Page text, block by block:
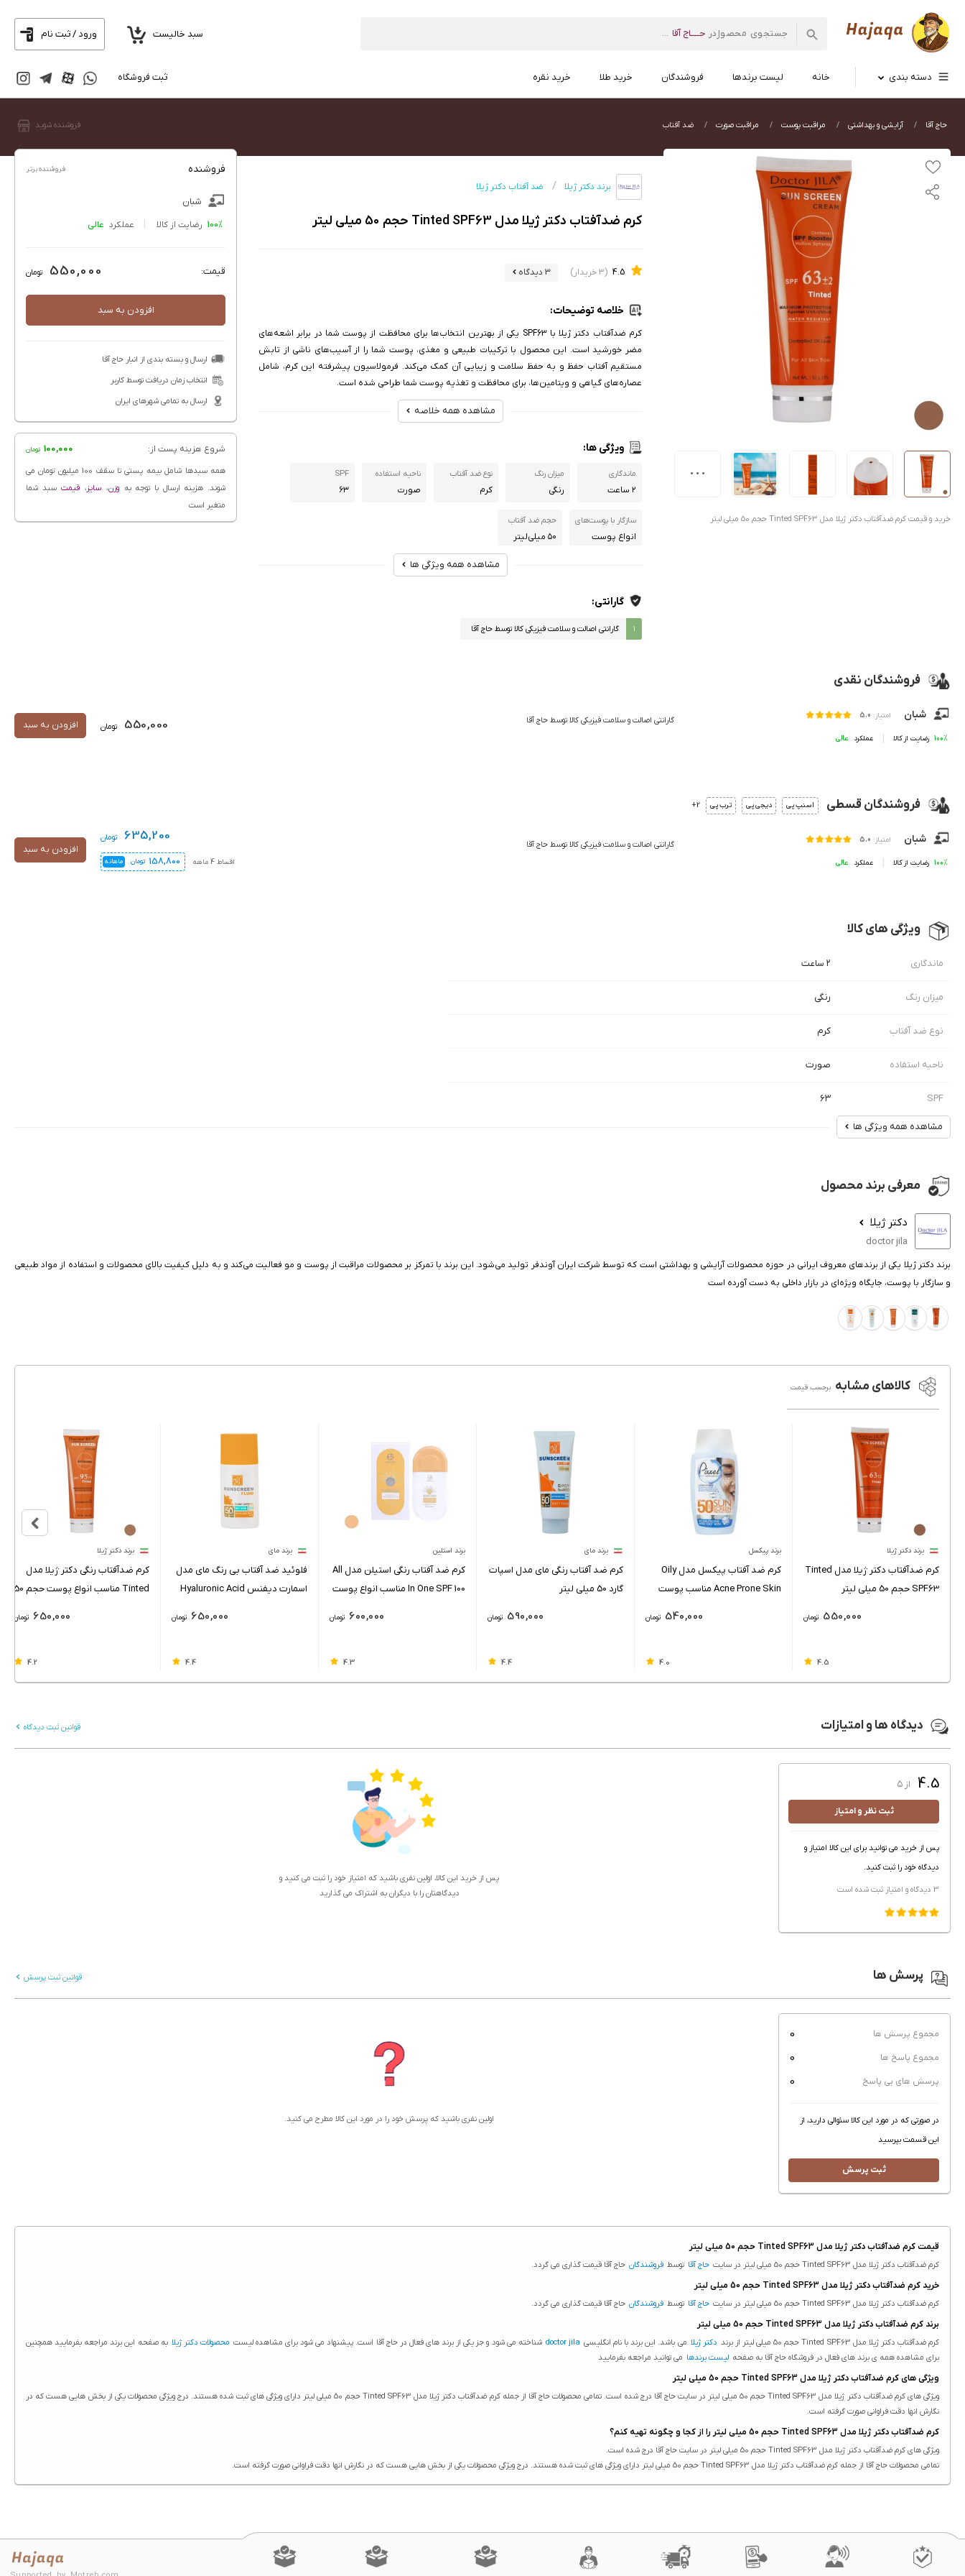
ورود / ثبت نام سبد خالیست درحــــاج آقا
دسته بندی خانه لیست برندها فروشندگان خرید طلا خرید نقره ثبت فروشگاه
حاج آقا آرایشی و بهداشتی مراقبت پوست مراقبت صورت ضد آفتاب فروشنده شوید
خرید و قیمت کرم ضدآفتاب دکتر ژیلا مدل Tinted SPF63 حجم 50 میلی لیتر
فروشنده فروشنده برتر
شبان
100% رضایت از کالا عملکرد
قیمت: تومان 550,000
افزودن به سبد
ارسال و بسته بندی از انبار حاج آقا
انتخاب زمان دریافت توسط کاربر
ارسال به تمامی شهرهای ایران
شروع هزینه پست از: 100,000 تومان
همه سبدها شامل بیمه پستی تا سقف 100 میلیون تومان می
شوند. هزینه ارسال با توجه به وزن، سایز ، قیمت سبد شما
متغیر است
برند دکتر ژیلا ضد آفتاب دکتر ژیلا
کرم ضدآفتاب دکتر ژیلا مدل Tinted SPF63 حجم 50 میلی لیتر
4.5 (3 خریدار) 3 دیدگاه
خلاصه توضیحات:
کرم ضدآفتاب دکتر ژیلا با SPF63 یکی از بهترین انتخاب‌ها برای محافظت از پوست شما در برابر اشعه‌های
مضر خورشید است. این محصول با ترکیبات طبیعی و مغذی، پوست شما را از آسیب‌های ناشی از تابش
مستقیم آفتاب حفظ و به حفظ سلامت و زیبایی آن کمک می‌کند. فرمولاسیون پیشرفته این کرم، شامل
عصاره‌های گیاهی و ویتامین‌ها، برای محافظت و تغذیه پوست شما طراحی شده است.
مشاهده همه خلاصه
ویژگی ها:
ماندگاری
۲ ساعت
میزان رنگ
رنگی
نوع ضد آفتاب
کرم
ناحیه استفاده
صورت
SPF
۶۳
سازگار با پوست‌‌های
انواع پوست
حجم ضد آفتاب
۵۰ میلی‌لیتر
آلوورا، روغن جوانه گندم، روغن آووکادو، بیزابولول، آلانتوئین، عصاره برگ زیتون، ویتامین cپایدار
مشاهده همه ویژگی ها
گارانتی:
۱ گارانتی اصالت و سلامت فیزیکی کالا توسط حاج آقا
فروشندگان نقدی
شبان امتیاز: 5.0
100% رضایت از کالا عملکرد
افزودن به سبد تومان 550,000 گارانتی اصالت و سلامت فیزیکی کالا توسط حاج آقا
فروشندگان قسطی اسنپ پی دیجی پی ترب پی 2+
شبان امتیاز: 5.0
100% رضایت از کالا عملکرد
افزودن به سبد
تومان 635,200
ماهانه 158,800 تومان اقساط 4 ماهه
گارانتی اصالت و سلامت فیزیکی کالا توسط حاج آقا
ویژگی های کالا
ماندگاری ۲ ساعت
میزان رنگ رنگی
نوع ضد آفتاب کرم
ناحیه استفاده صورت
SPF ۶۳
مشاهده همه ویژگی ها
معرفی برند محصول
دکتر ژیلا
doctor jila
برند دکتر ژیلا یکی از برندهای معروف ایرانی در حوزه محصولات آرایشی و بهداشتی است که توسط شرکت ایران آوندفر تولید می‌شود. این برند با تمرکز بر محصولات مراقبت از پوست و مو فعالیت می‌کند و به دلیل کیفیت بالای محصولات و استفاده از مواد طبیعی
و سازگار با پوست، جایگاه ویژه‌ای در بازار داخلی به دست آورده است
کالاهای مشابه برحسب قیمت
برند دکتر ژیلا
کرم ضدآفتاب دکتر ژیلا مدل Tinted
SPF63 حجم 50 میلی لیتر
تومان 550,000
4.5
برند پیکسل
کرم ضد آفتاب پیکسل مدل Oily
Acne Prone Skin مناسب پوست
تومان 540,000
4.0
برند مای
کرم ضد آفتاب رنگی مای مدل اسپات
گارد 50 میلی لیتر
تومان 590,000
4.4
برند استلین
کرم ضد آفتاب رنگی استیلن مدل All
In One SPF 100 مناسب انواع پوست
تومان 600,000
4.3
برند مای
فلوئید ضد آفتاب بی رنگ مای مدل
اسمارت دیفنس Hyaluronic Acid
تومان 650,000
4.4
برند دکتر ژیلا
کرم ضدآفتاب رنگی دکتر ژیلا مدل
Tinted مناسب انواع پوست حجم 50
تومان 650,000
4.2
دیدگاه ها و امتیازات قوانین ثبت دیدگاه
4.5 از ۵
3 دیدگاه و امتیاز ثبت شده است
پس از خرید می توانید برای این کالا امتیاز و
دیدگاه خود را ثبت کنید.
ثبت نظر و امتیاز
پس از خرید این کالا، اولین نفری باشید که امتیاز خود را ثبت می کنید و
دیدگاهتان را با دیگران به اشتراک می گذارید
پرسش ها قوانین ثبت پرسش
مجموع پرسش ها 0
مجموع پاسخ ها 0
پرسش های بی پاسخ 0
در صورتی که در مورد این کالا سئوالی دارید، از
این قسمت بپرسید
ثبت پرسش
اولین نفری باشید که پرسش خود را در مورد این کالا مطرح می کنید.
قیمت کرم ضدآفتاب دکتر ژیلا مدل Tinted SPF63 حجم 50 میلی لیتر
کرم ضدآفتاب دکتر ژیلا مدل Tinted SPF63 حجم 50 میلی لیتر در سایت حاج آقا توسط فروشندگان حاج آقا قیمت گذاری می گردد.
خرید کرم ضدآفتاب دکتر ژیلا مدل Tinted SPF63 حجم 50 میلی لیتر
کرم ضدآفتاب دکتر ژیلا مدل Tinted SPF63 حجم 50 میلی لیتر در سایت حاج آقا توسط فروشندگان حاج آقا قیمت گذاری می گردد.
برند کرم ضدآفتاب دکتر ژیلا مدل Tinted SPF63 حجم 50 میلی لیتر
کرم ضدآفتاب دکتر ژیلا مدل Tinted SPF63 حجم 50 میلی لیتر از برند دکتر ژیلا می باشد. این برند با نام انگلیسی doctor jila شناخته می شود و جز یکی از برند های فعال در حاج آقا است. پیشنهاد می شود برای مشاهده لیست محصولات دکتر ژیلا به صفحه این برند مراجعه بفرمایید همچنین
برای مشاهده همه ی برند های فعال در فروشگاه حاج آقا به صفحه لیست برندها می توانید مراجعه بفرمایید
ویژگی های کرم ضدآفتاب دکتر ژیلا مدل Tinted SPF63 حجم 50 میلی لیتر
ویژگی های کرم ضدآفتاب دکتر ژیلا مدل Tinted SPF63 حجم 50 میلی لیتر در سایت حاج آقا درج شده است. تمامی محصولات حاج آقا از جمله کرم ضدآفتاب دکتر ژیلا مدل Tinted SPF63 حجم 50 میلی لیتر دارای ویژگی های ثبت شده هستند. درج ویژگی محصولات یکی از بخش هایی هست که در
نگارش انها دقت فراوانی صورت گرفته است.
کرم ضدآفتاب دکتر ژیلا مدل Tinted SPF63 حجم 50 میلی لیتر را از کجا و چگونه تهیه کنم؟
ویژگی های کرم ضدآفتاب دکتر ژیلا مدل Tinted SPF63 حجم 50 میلی لیتر در سایت حاج آقا درج شده است.
تمامی محصولات حاج آقا از جمله کرم ضدآفتاب دکتر ژیلا مدل Tinted SPF63 حجم 50 میلی لیتر دارای ویژگی های ثبت شده هستند. درج ویژگی محصولات یکی از بخش هایی هست که در نگارش انها دقت فراوانی صورت گرفته است.